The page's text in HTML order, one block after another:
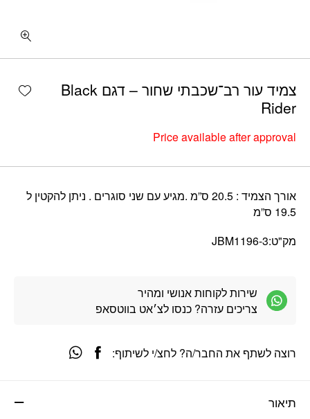
צמיד עור רב־שכבתי שחור – דגם Black
Rider
Price available after approval
אורך הצמיד : 20.5 ס”מ .מגיע עם שני סוגרים . ניתן להקטין ל
19.5 ס”מ
מק"ט:JBM1196-3
שירות לקוחות אנושי ומהיר
צריכים עזרה? כנסו לצ׳אט בווטסאפ
תיאור
רוצה לשתף את החבר/ה? לחצ/י לשיתוף: